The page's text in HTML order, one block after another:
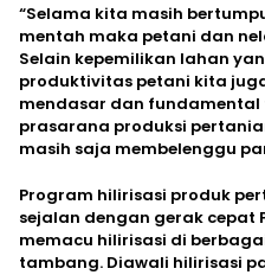
“Selama kita masih
mentah maka petani dan
Selain kepemilikan lahan
produktivitas petani kita
mendasar dan
prasarana produksi
masih saja membelenggu
Program hilirisasi produk
sejalan dengan gerak cepat
memacu hilirisasi di
tambang. Diawali hilirisasi